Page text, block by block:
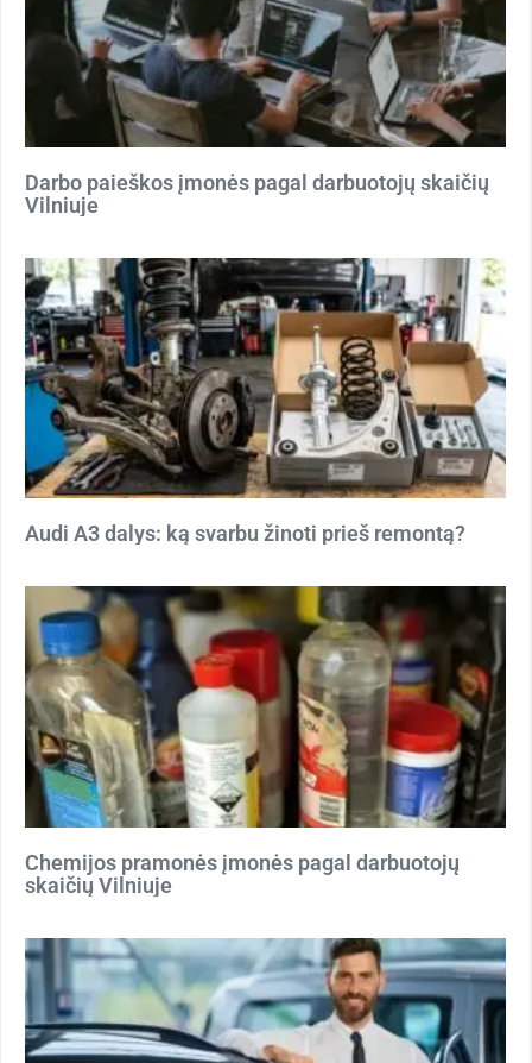
Darbo paieškos įmonės pagal darbuotojų skaičių
Vilniuje
Audi A3 dalys: ką svarbu žinoti prieš remontą?
Chemijos pramonės įmonės pagal darbuotojų
skaičių Vilniuje